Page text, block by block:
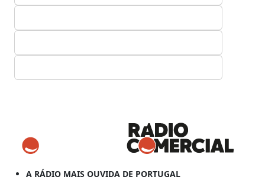
A RÁDIO MAIS OUVIDA DE PORTUGAL